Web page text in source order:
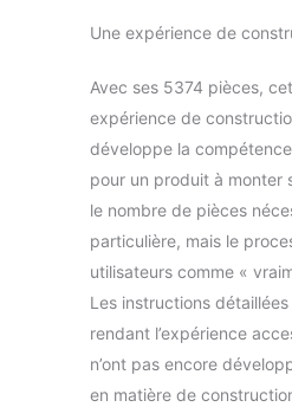
Une expérience de
Avec ses 5374 pièces,
expérience de
développe la
pour un produit à monter
le nombre de pièces
particulière, mais le
utilisateurs comme «
Les instructions
rendant l’expérience
n’ont pas encore
en matière de